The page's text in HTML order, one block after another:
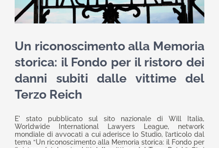
Un riconoscimento alla Memoria
storica: il Fondo per il ristoro dei
danni subiti dalle vittime del
Terzo Reich
E' stato pubblicato sul sito nazionale di Will Italia,
Worldwide International Lawyers League, network
mondiale di avvocati a cui aderisce lo Studio, l’articolo dal
tema “Un riconoscimento alla Memoria storica: il Fondo per